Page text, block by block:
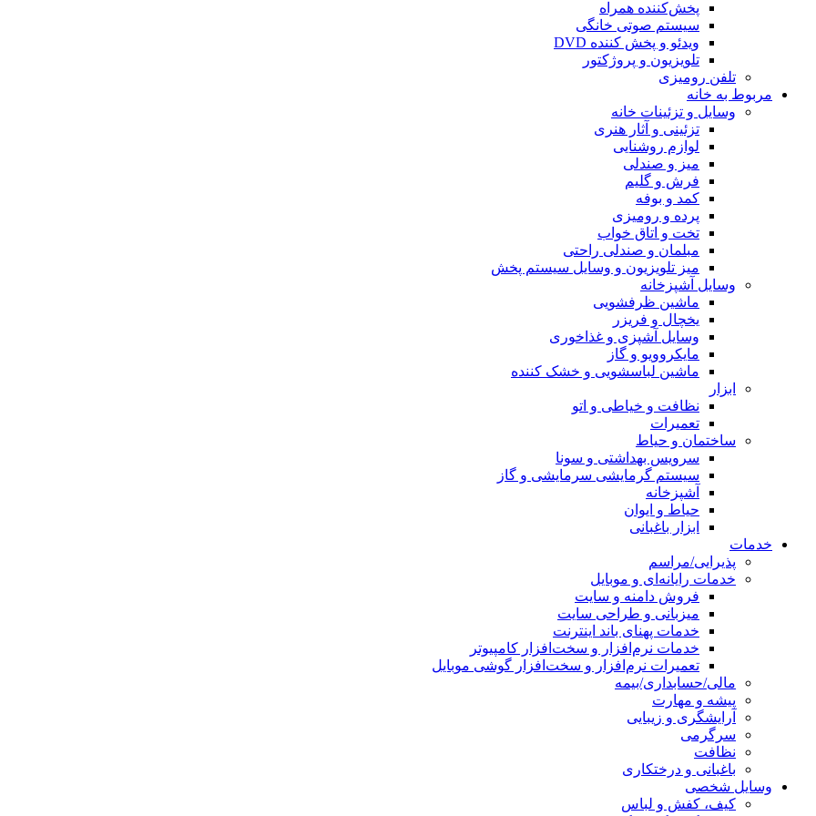
پخش‌کننده همراه
سیستم صوتی خانگی
ویدئو و پخش کننده DVD
تلویزیون و پروژکتور
تلفن رومیزی
مربوط به خانه
وسایل و تزئینات خانه
تزئینی و آثار هنری
لوازم روشنایی
میز و صندلی
فرش و گلیم
کمد و بوفه
پرده و رومیزی
تخت و اتاق خواب
مبلمان و صندلی راحتی
میز تلویزیون و وسایل سیستم پخش
وسایل آشپزخانه
ماشین ظرفشویی
یخچال و فریزر
وسایل آشپزی و غذاخوری
مایکروویو و گاز
ماشین لباسشویی و خشک کننده
ابزار
نظافت و خیاطی و اتو
تعمیرات
ساختمان و حیاط
سرویس بهداشتی و سونا
سیستم گرمایشی سرمایشی و گاز
آشپزخانه
حیاط و ایوان
ابزار باغبانی
خدمات
پذیرایی/مراسم
خدمات رایانه‌ای و موبایل
فروش دامنه و سایت
میزبانی و طراحی سایت
خدمات پهنای باند اینترنت
خدمات نرم‌افزار و سخت‌افزار کامپیوتر
تعمیرات نرم‌افزار و سخت‌افزار گوشی موبایل
مالی/حسابداری/بیمه
پیشه و مهارت
آرایشگری و زیبایی
سرگرمی
نظافت
باغبانی و درختکاری
وسایل شخصی
کیف، کفش و لباس